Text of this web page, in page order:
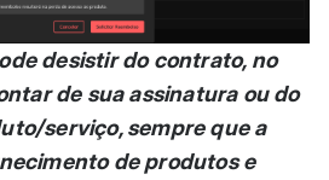
desistir do contrato, no
de sua assinatura ou do
serviço, sempre que a
de produtos e